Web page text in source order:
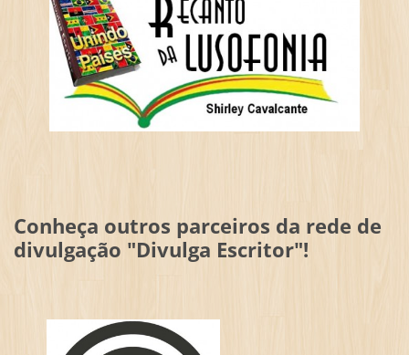
Conheça outros parceiros da rede de
divulgação "Divulga Escritor"!